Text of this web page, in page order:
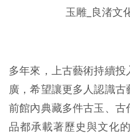
玉雕_良渚文
多年來，上古藝術持續
廣，希望讓更多人認識
前館內典藏多件古玉、
品都承載著歷史與文化